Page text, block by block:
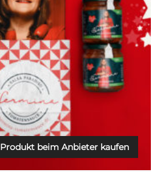
Produkt beim Anbieter kaufen